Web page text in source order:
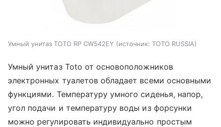
Умный унитаз TOTO RP CW542EY источник: TOTO RUSSIA
Умный унитаз Toto от основоположников
электронных туалетов обладает всеми основными
функциями. Температуру умного сиденья, напор,
угол подачи и температуру воды из форсунки
можно регулировать индивидуально простым